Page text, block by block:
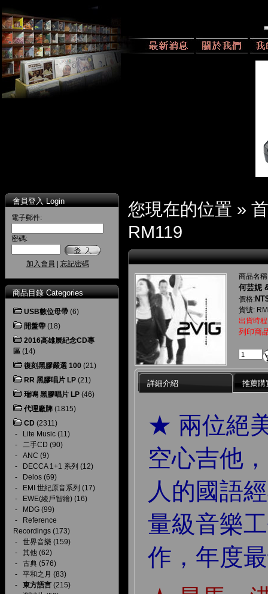
會員登入 Login
電子郵件:
密碼:
加入會員 忘記密碼
商品目錄 Categories
USB數位母帶 (6)
開盤帶 (18)
2016高雄展紀念CD專
區 (14)
復刻黑膠嚴選 100 (21)
RR 黑膠唱片 LP (21)
瑞鳴 黑膠唱片 LP (46)
代理廠牌 (1815)
CD (2311)
-
Lite Music (11)
- 二手CD (90)
- ANC (9)
-
DECCA 1+1 系列 (12)
-
Delos (69)
-
EMI 世紀原音系列 (17)
-
EWE(綾戶智繪) (16)
-
MDG (99)
-
Reference
Recordings (173)
- 世界音樂 (159)
- 其他 (62)
- 古典 (576)
- 平和之月 (83)
- 東方語言 (215)
您現在的位置 »
RM119
商品名
何芸妮
價格:
貨號:
出貨時
列印商
詳細介紹 推薦購
★ 兩位絕
空心吉他
人的國語
量級音樂
作，年度